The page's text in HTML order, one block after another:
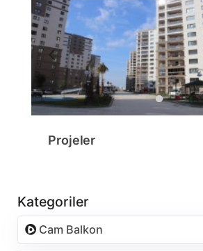
İLETİŞİM
Projeler
Kategoriler
Cam Balkon